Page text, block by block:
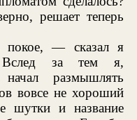
решает теперь
— сказал я
Вслед за тем я,
размышлять
вовсе не хороший
шутки и название